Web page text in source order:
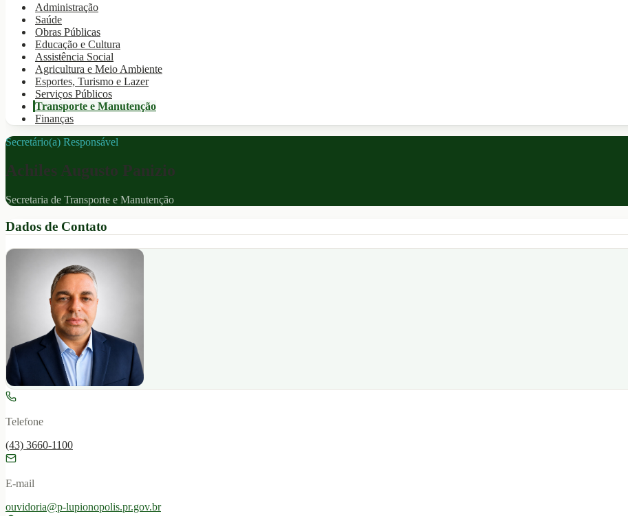
Administração
Saúde
Obras Públicas
Educação e Cultura
Assistência Social
Agricultura e Meio Ambiente
Esportes, Turismo e Lazer
Serviços Públicos
Transporte e Manutenção
Finanças
Secretário(a) Responsável
Achiles Augusto Panizio
Secretaria de Transporte e Manutenção
Dados de Contato
Telefone
(43) 3660-1100
E-mail
ouvidoria@p-lupionopolis.pr.gov.br